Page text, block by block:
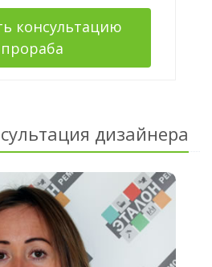
консультацию
прораба
дизайнера